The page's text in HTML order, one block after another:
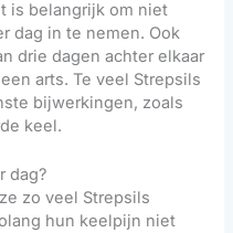
is belangrijk om niet
dag in te nemen. Ook
drie dagen achter elkaar
arts. Te veel Strepsils
bijwerkingen, zoals
keel.
dag?
zo veel Strepsils
hun keelpijn niet